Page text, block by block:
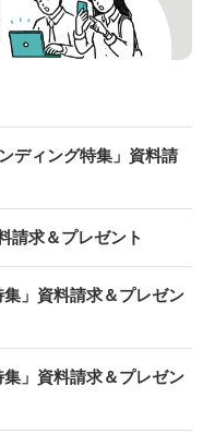
ディング特集」資料請
請求＆プレゼント
」資料請求＆プレゼン
」資料請求＆プレゼン